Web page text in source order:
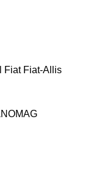
Fiat Fiat-Allis